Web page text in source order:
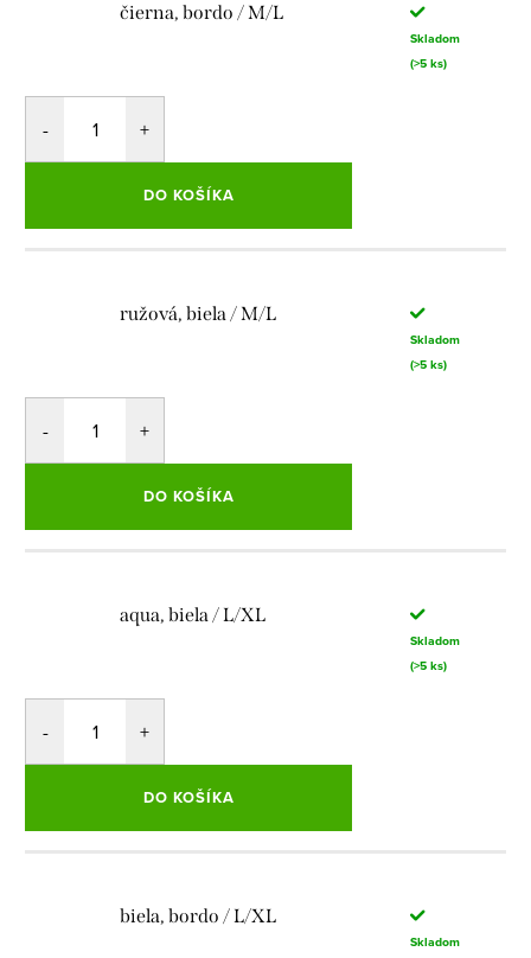
čierna, bordo / M/L
Skladom
(>5 ks)
DO KOŠÍKA
ružová, biela / M/L
Skladom
(>5 ks)
DO KOŠÍKA
aqua, biela / L/XL
Skladom
(>5 ks)
DO KOŠÍKA
biela, bordo / L/XL
Skladom